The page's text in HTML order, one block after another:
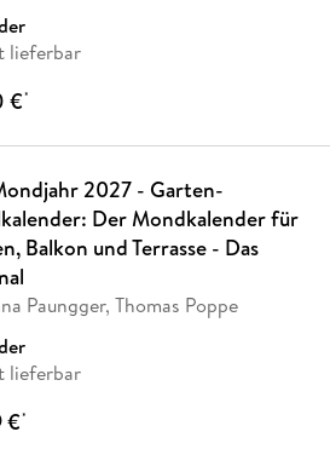
lieferbar
€*
2027 - Garten-
Der Mondkalender für
Balkon und Terrasse - Das
Paungger, Thomas Poppe
lieferbar
€*